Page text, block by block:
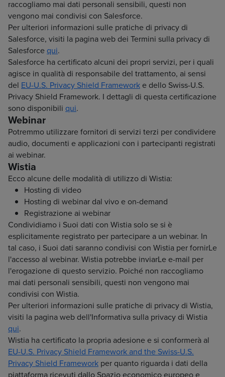
raccogliamo mai dati personali sensibili, questi non
vengono mai condivisi con Salesforce.
Per ulteriori informazioni sulle pratiche di privacy di
Salesforce, visiti la pagina web dei Termini sulla privacy di
Salesforce qui.
Salesforce ha certificato alcuni dei propri servizi, per i quali
agisce in qualità di responsabile del trattamento, ai sensi
del EU-U.S. Privacy Shield Framework e dello Swiss-U.S.
Privacy Shield Framework. I dettagli di questa certificazione
sono disponibili qui.
Webinar
Potremmo utilizzare fornitori di servizi terzi per condividere
audio, documenti e applicazioni con i partecipanti registrati
ai webinar.
Wistia
Ecco alcune delle modalità di utilizzo di Wistia:
Hosting di video
Hosting di webinar dal vivo e on-demand
Registrazione ai webinar
Condividiamo i Suoi dati con Wistia solo se si è
esplicitamente registrato per partecipare a un webinar. In
tal caso, i Suoi dati saranno condivisi con Wistia per fornirLe
l'accesso al webinar. Wistia potrebbe inviarLe e-mail per
l'erogazione di questo servizio. Poiché non raccogliamo
mai dati personali sensibili, questi non vengono mai
condivisi con Wistia.
Per ulteriori informazioni sulle pratiche di privacy di Wistia,
visiti la pagina web dell'Informativa sulla privacy di Wistia
qui.
Wistia ha certificato la propria adesione e si conformerà al
EU-U.S. Privacy Shield Framework and the Swiss-U.S.
Privacy Shield Framework per quanto riguarda i dati della